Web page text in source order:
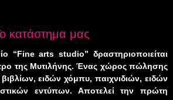
κατάστημα μας
“Fine arts studio” δραστηριοποιείται
της Μυτιλήνης. Ένας χώρος πώλησης
ειδών χόμπυ, παιχνιδιών, ειδών
εντύπων. Αποτελεί την πρώτη